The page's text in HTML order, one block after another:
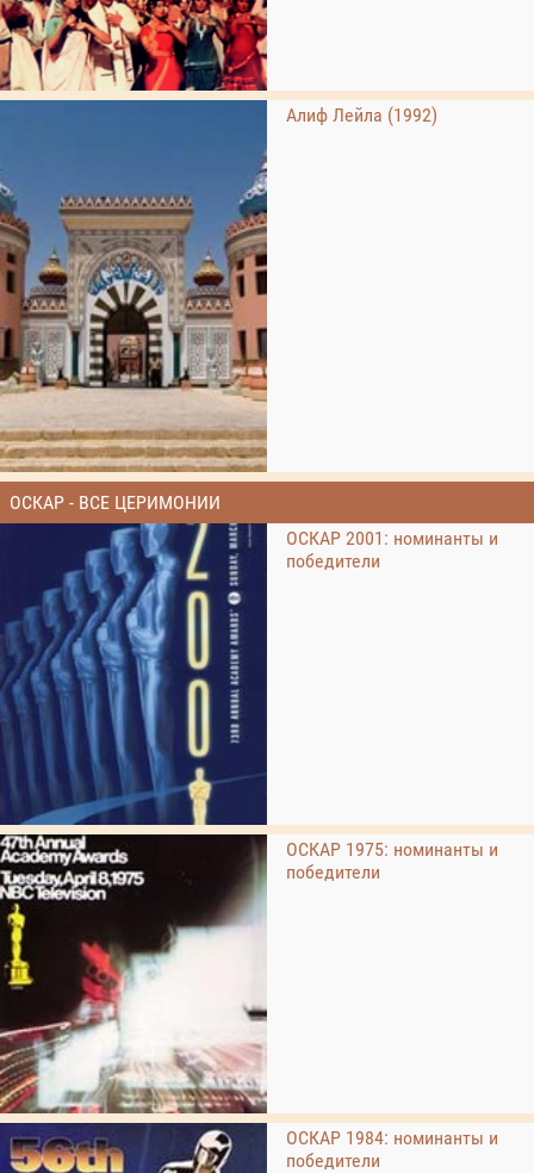
Алиф Лейла (1992)
ОСКАР - ВСЕ ЦЕРИМОНИИ
ОСКАР 2001: номинанты и
победители
ОСКАР 1975: номинанты и
победители
ОСКАР 1984: номинанты и
победители